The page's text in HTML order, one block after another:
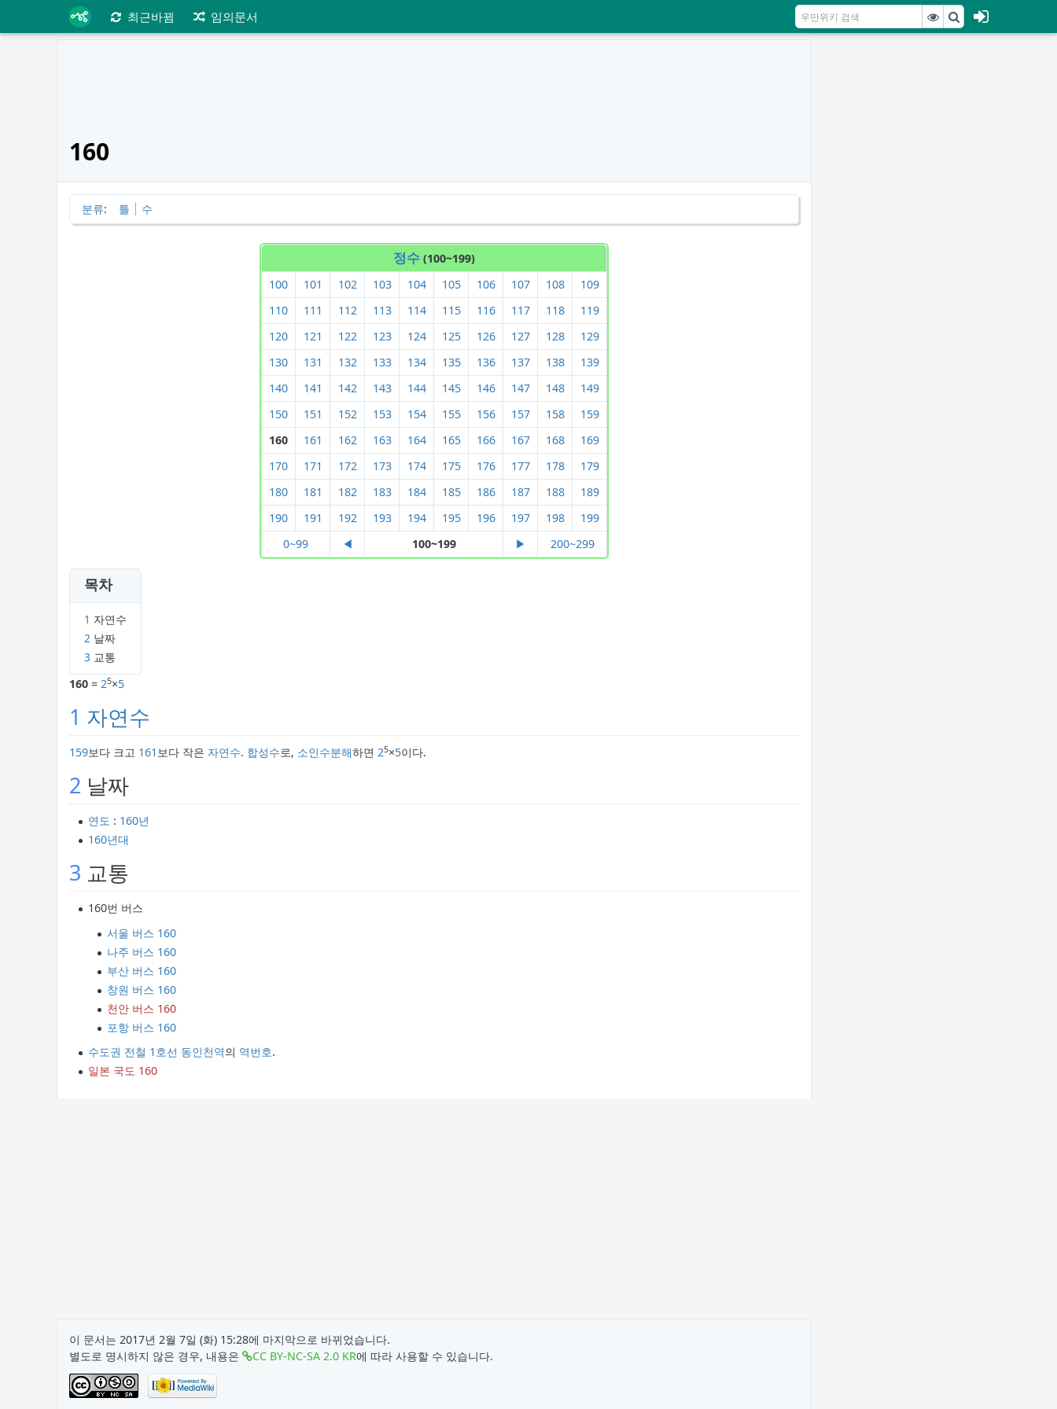
최근바뀜 임의문서
160
분류: 틀 수
정수 (100~199)
100
101 102 103 104 105 106 107 108
109
110
111 112 113 114 115 116 117 118
119
120
121 122 123 124 125 126 127 128
129
130
131 132 133 134 135 136 137 138
139
140
141 142 143 144 145 146 147 148
149
150
151 152 153 154 155 156 157 158
159
160
161 162 163 164 165 166 167 168
169
170
171 172 173 174 175 176 177 178
179
180
181 182 183 184 185 186 187 188
189
190
191 192 193 194 195 196 197 198
199
0~99
◀ 100~199 ▶ 200~299
목차
1 자연수
2 날짜
3 교통
160 = 25×5
1 자연수
159보다 크고 161 보다 작은 자연수. 합성수로, 소인수분해하면 25×5이다.
2 날짜
연도 : 160년
160년대
3 교통
160번 버스
서울 버스 160
나주 버스 160
부산 버스 160
창원 버스 160
천안 버스 160
포항 버스 160
수도권 전철 1호선 동인천역의 역번호.
일본 국도 160
이 문서는 2017년 2월 7일 (화) 15:28에 마지막으로 바뀌었습니다.
별도로 명시하지 않은 경우, 내용은
CC BY-NC-SA 2.0 KR에 따라 사용할 수 있습니다.